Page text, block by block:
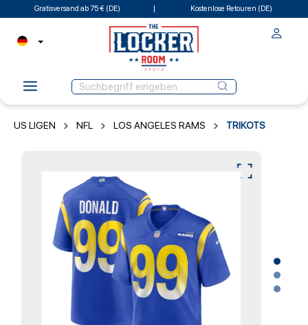
Gratisversand ab 75 € (DE) Kostenlose Retouren (DE)
US LIGEN NFL LOS ANGELES RAMS TRIKOTS